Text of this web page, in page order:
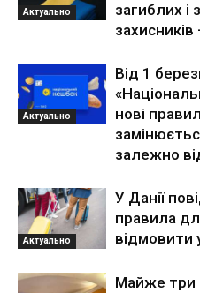
Актуально
загиблих і
Актуально
Від 1
нові
залежно
Актуально
У Данії
правила
відмовити
Майже три